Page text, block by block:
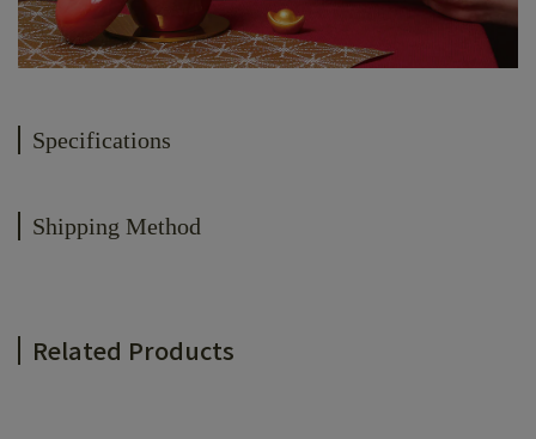
Specifications
Shipping Method
Related Products